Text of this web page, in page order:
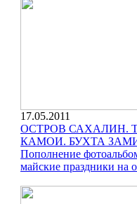
17.05.2011
ОСТРОВ САХАЛИН.
КАМОИ. БУХТА
Пополнение
майские праздники на